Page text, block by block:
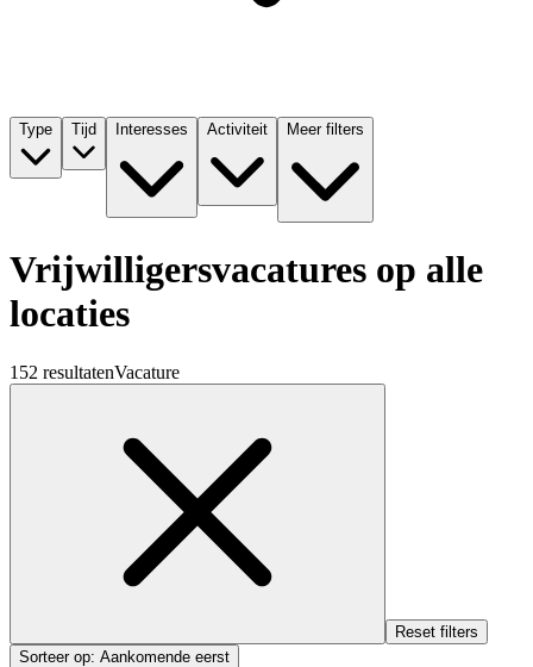
Type Tijd Interesses Activiteit Meer filters
Vrijwilligersvacatures op alle
locaties
152 resultatenVacature
Reset filters
Sorteer op: Aankomende eerst